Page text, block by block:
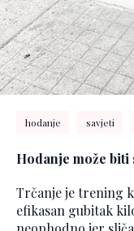
hodanje savjeti
Hodanje može biti
Trčanje je trening
efikasan gubitak